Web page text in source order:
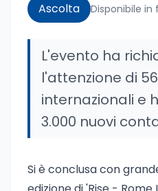
Ascolta Disponibile
L'evento ha
l'attenzione di
internazionali e
3.000 nuovi
Si è conclusa con